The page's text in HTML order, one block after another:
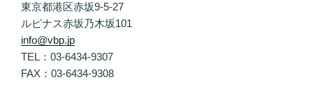
東京都港区赤坂9-5-27
ルピナス赤坂乃木坂101
info@vbp.jp
TEL：03-6434-9307
FAX：03-6434-9308